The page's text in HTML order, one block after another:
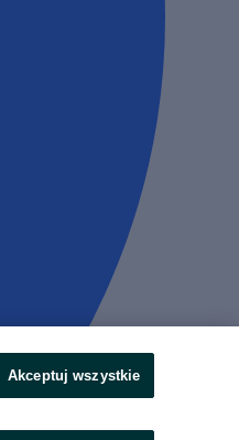
Akceptuj wszystkie